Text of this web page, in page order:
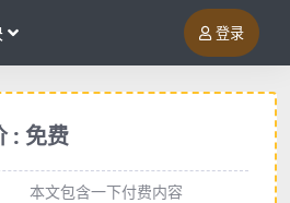
登录
: 免费
本文包含一下付费内容